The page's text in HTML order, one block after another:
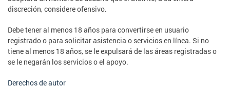
discreción, considere ofensivo.
Debe tener al menos 18 años para convertirse en usuario
registrado o para solicitar asistencia o servicios en línea. Si no
tiene al menos 18 años, se le expulsará de las áreas registradas o
se le negarán los servicios o el apoyo.
Derechos de autor